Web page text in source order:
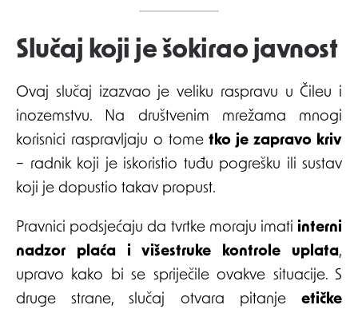
Slučaj koji je šokirao javnost
Ovaj slučaj izazvao je veliku raspravu u Čileu i
inozemstvu. Na društvenim mrežama mnogi
korisnici raspravljaju o tometko je zapravo kriv
– radnik koji je iskoristio tuđu pogrešku ili sustav
koji je dopustio takav propust.
Pravnici podsjećaju da tvrtke moraju imati interni
nadzor plaća i višestruke kontrole uplata,
upravo kako bi se spriječile ovakve situacije. S
druge strane, slučaj otvara pitanje etičke